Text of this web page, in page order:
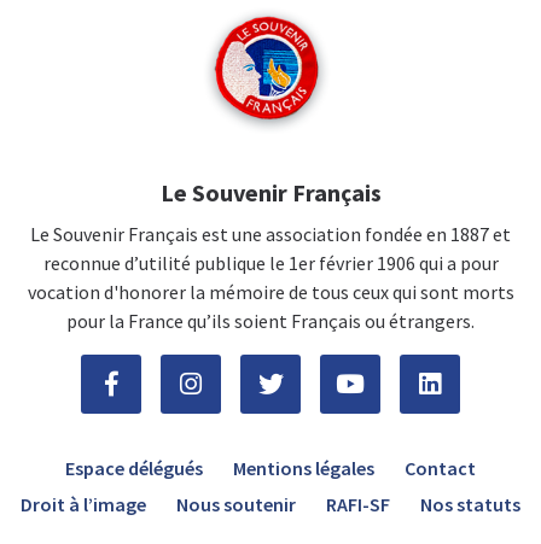
Le Souvenir Français
Le Souvenir Français est une association fondée en 1887 et
reconnue d’utilité publique le 1er février 1906 qui a pour
vocation d'honorer la mémoire de tous ceux qui sont morts
pour la France qu’ils soient Français ou étrangers.
Espace délégués Mentions légales
Contact
Droit à l’image
Nous soutenir RAFI-SF Nos statuts